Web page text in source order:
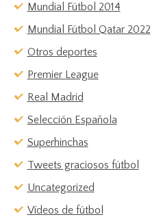
Mundial Fútbol 2014
Mundial Fútbol Qatar 2022
Otros deportes
Premier League
Real Madrid
Selección Española
Superhinchas
Tweets graciosos fútbol
Uncategorized
Vídeos de fútbol